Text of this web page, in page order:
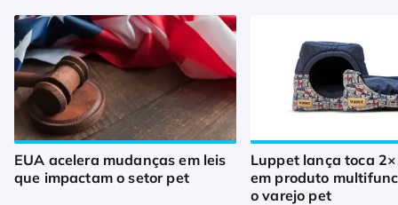
EUA acelera mudanças em leis
que impactam o setor pet
Luppet lança toca
em produto
o varejo pet